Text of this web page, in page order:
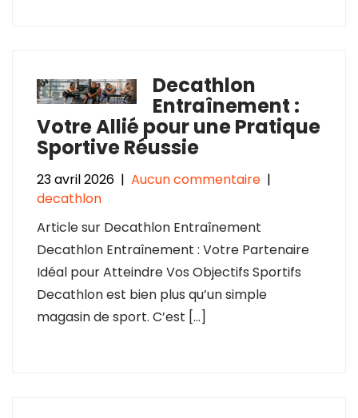
Decathlon
Entraînement :
Votre Allié pour une Pratique
Sportive Réussie
23 avril 2026 | Aucun commentaire |
decathlon
Article sur Decathlon Entraînement
Decathlon Entraînement : Votre Partenaire
Idéal pour Atteindre Vos Objectifs Sportifs
Decathlon est bien plus qu’un simple
magasin de sport. C’est […]